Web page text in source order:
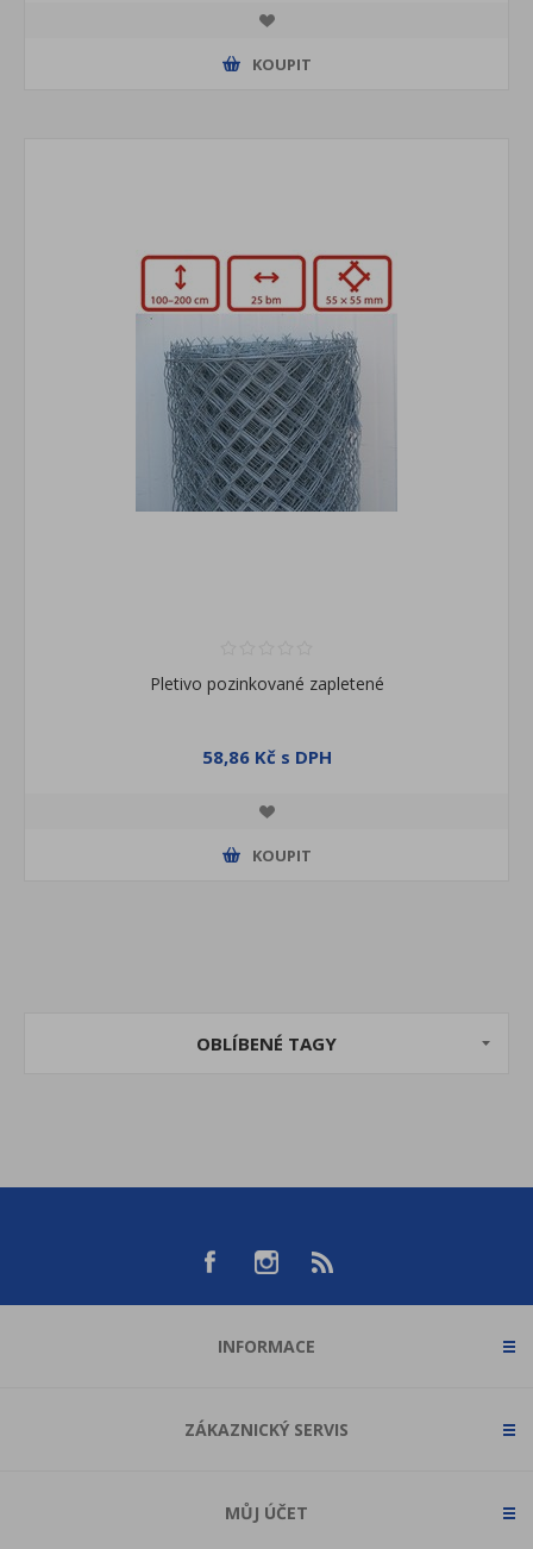
KOUPIT
Pletivo pozinkované zapletené
58,86 Kč s DPH
KOUPIT
OBLÍBENÉ TAGY
INFORMACE
ZÁKAZNICKÝ SERVIS
MŮJ ÚČET